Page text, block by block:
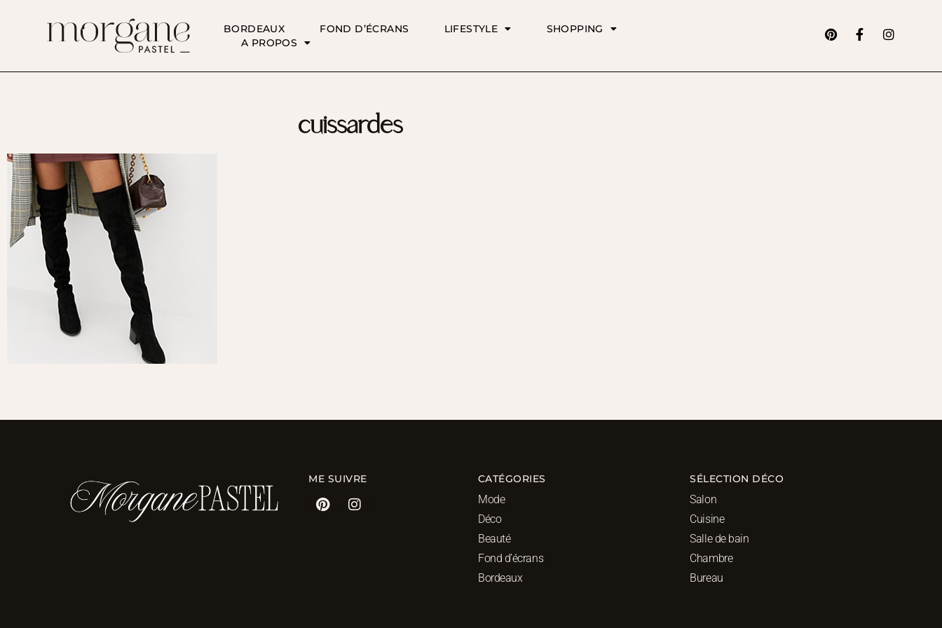
BORDEAUX FOND D’ÉCRANS LIFESTYLE
SHOPPING
A PROPOS
cuissardes
ME SUIVRE CATÉGORIES
Mode
Déco
Beauté
Fond d’écrans
Bordeaux
SÉLECTION DÉCO
Salon
Cuisine
Salle de bain
Chambre
Bureau